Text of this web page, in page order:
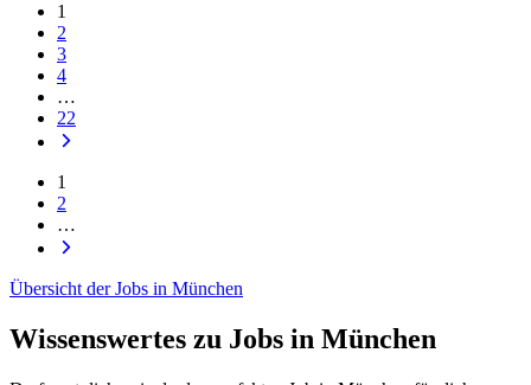
1
2
3
4
…
22
1
2
…
Übersicht der Jobs in München
Wissenswertes zu Jobs in München